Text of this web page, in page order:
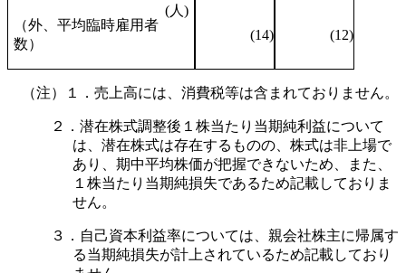
(人)
（外、平均臨時雇用者
数）
(14) (12)
（注）１．売上高には、消費税等は含まれておりません。
２．潜在株式調整後１株当たり当期純利益について
は、潜在株式は存在するものの、株式は非上場で
あり、期中平均株価が把握できないため、また、
１株当たり当期純損失であるため記載しておりま
せん。
３．自己資本利益率については、親会社株主に帰属す
る当期純損失が計上されているため記載しており